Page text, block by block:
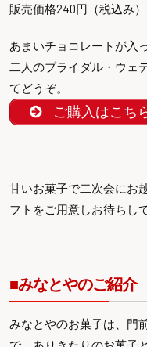
販売価格240円（税込み）
あまいチョコレートが入
二人のブライダル・ウェ
てどうぞ。
ご購入はこち
甘いお菓子で二次会にお
フトをご用意しお待ちし
■みなとやのご紹介
みなとやのお菓子は、門